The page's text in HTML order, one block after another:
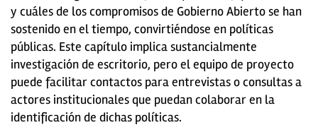
y cuáles de los compromisos de Gobierno Abierto se han
sostenido en el tiempo, convirtiéndose en políticas
públicas. Este capítulo implica sustancialmente
investigación de escritorio, pero el equipo de proyecto
puede facilitar contactos para entrevistas o consultas a
actores institucionales que puedan colaborar en la
identificación de dichas políticas.